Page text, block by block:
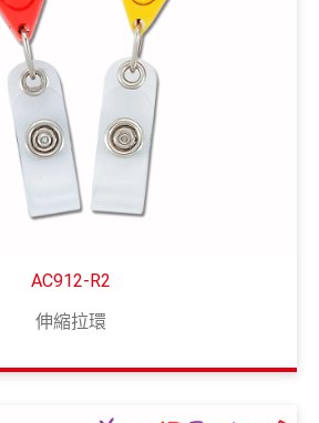
AC912-R2
伸縮拉環